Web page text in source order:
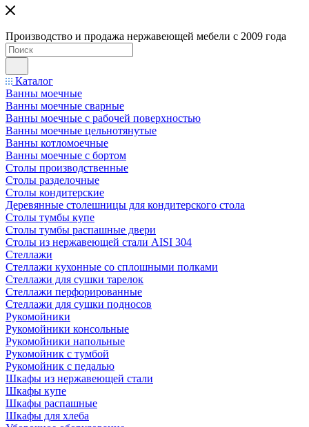
Производство и продажа нержавеющей мебели с 2009 года
Каталог
Ванны моечные
Ванны моечные сварные
Ванны моечные с рабочей поверхностью
Ванны моечные цельнотянутые
Ванны котломоечные
Ванны моечные с бортом
Столы производственные
Столы разделочные
Столы кондитерские
Деревянные столешницы для кондитерского стола
Столы тумбы купе
Столы тумбы распашные двери
Столы из нержавеющей стали AISI 304
Стеллажи
Стеллажи кухонные со сплошными полками
Стеллажи для сушки тарелок
Стеллажи перфорированные
Стеллажи для сушки подносов
Рукомойники
Рукомойники консольные
Рукомойники напольные
Рукомойник с тумбой
Рукомойник с педалью
Шкафы из нержавеющей стали
Шкафы купе
Шкафы распашные
Шкафы для хлеба